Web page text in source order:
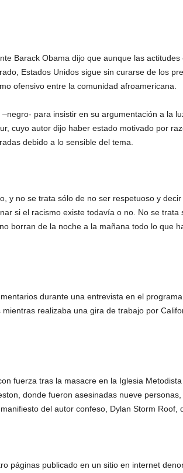
Barack Obama dijo que aunque las
Estados Unidos sigue sin curarse de los
ofensivo entre la comunidad afroamericana.
para insistir en su argumentación a la
cuyo autor dijo haber estado motivado por
debido a lo sensible del tema.
y no se trata sólo de no ser respetuoso y decir
si el racismo existe todavía o no. No se trata
borran de la noche a la mañana todo lo que
durante una entrevista en el
realizaba una gira de trabajo por
fuerza tras la masacre en la Iglesia
donde fueron asesinadas nueve
del autor confeso, Dylan Storm Roof,
páginas publicado en un sitio en internet